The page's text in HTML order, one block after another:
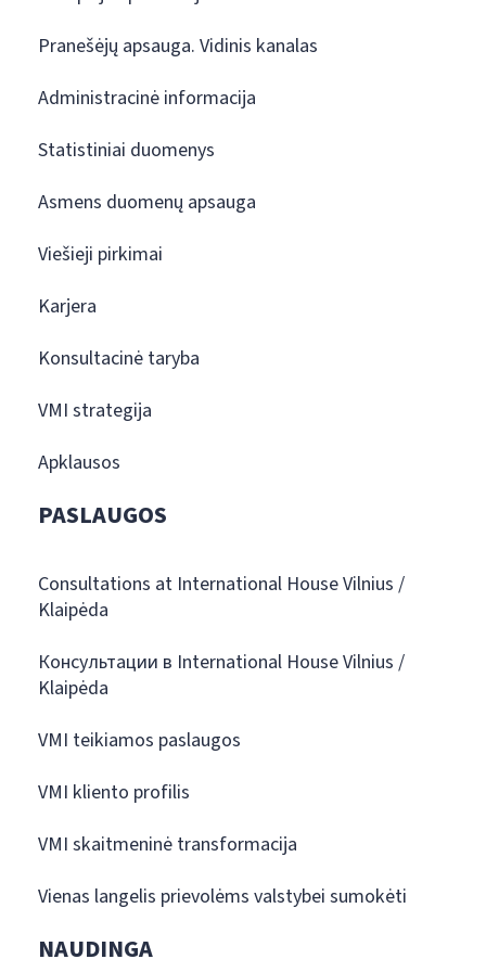
Pranešėjų apsauga. Vidinis kanalas
Administracinė informacija
Statistiniai duomenys
Asmens duomenų apsauga
Viešieji pirkimai
Karjera
Konsultacinė taryba
VMI strategija
Apklausos
PASLAUGOS
Consultations at International House Vilnius /
Klaipėda
Консультации в International House Vilnius /
Klaipėda
VMI teikiamos paslaugos
VMI kliento profilis
VMI skaitmeninė transformacija
Vienas langelis prievolėms valstybei sumokėti
NAUDINGA